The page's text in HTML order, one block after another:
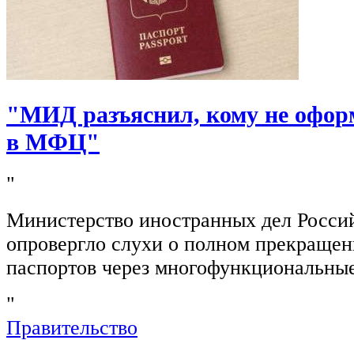
"МИД разъяснил, кому не
в МФЦ"
"
Министерство иностранных дел
опровергло слухи о полном
паспортов через
"
Правительство